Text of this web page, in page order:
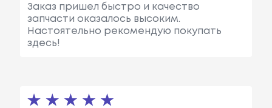
Заказ пришел быстро и качество
запчасти оказалось высоким.
Настоятельно рекомендую покупать
здесь!